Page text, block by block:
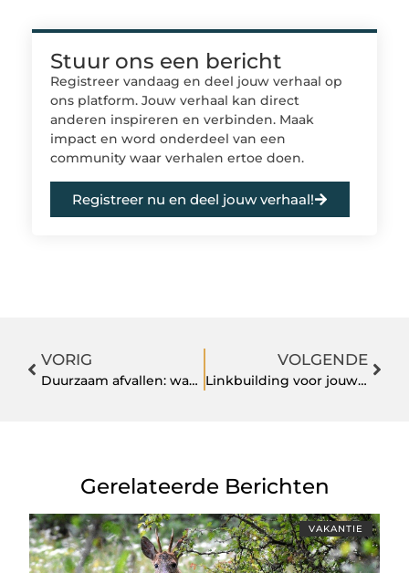
Stuur ons een bericht
Registreer vandaag en deel jouw verhaal op
ons platform. Jouw verhaal kan direct
anderen inspireren en verbinden. Maak
impact en word onderdeel van een
community waar verhalen ertoe doen.
Registreer nu en deel jouw verhaal!
VORIG
Duurzaam afvallen: waarom verzadiging belangrijker is dan strengheid
VOLGENDE
Linkbuilding voor jouw bedrijf: van strategie tot succes
Gerelateerde Berichten
VAKANTIE